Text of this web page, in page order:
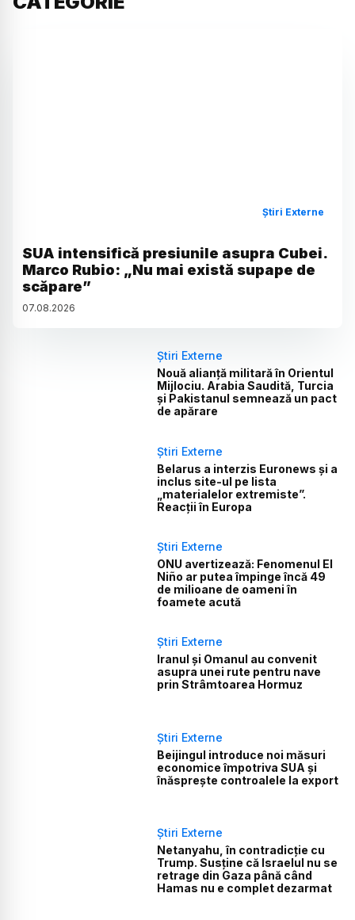
Știri Externe
SUA intensifică presiunile asupra Cubei.
Marco Rubio: „Nu mai există supape de
scăpare”
07.08.2026
Știri Externe
Nouă alianță militară în Orientul
Mijlociu. Arabia Saudită, Turcia
și Pakistanul semnează un pact
de apărare
Știri Externe
Belarus a interzis Euronews și a
inclus site-ul pe lista
„materialelor extremiste”.
Reacții în Europa
Știri Externe
ONU avertizează: Fenomenul El
Niño ar putea împinge încă 49
de milioane de oameni în
foamete acută
Știri Externe
Iranul și Omanul au convenit
asupra unei rute pentru nave
prin Strâmtoarea Hormuz
Știri Externe
Beijingul introduce noi măsuri
economice împotriva SUA și
înăsprește controalele la export
Știri Externe
Netanyahu, în contradicție cu
Trump. Susține că Israelul nu se
retrage din Gaza până când
Hamas nu e complet dezarmat